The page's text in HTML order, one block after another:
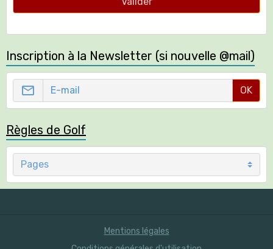
Mentions légales
Conditions générales d'utilisation
Politique de confidentialité
Gestion des cookies